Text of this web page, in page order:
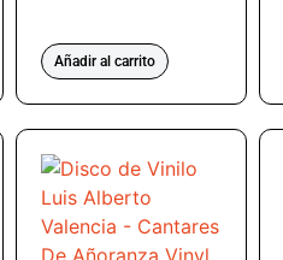
Añadir al carrito